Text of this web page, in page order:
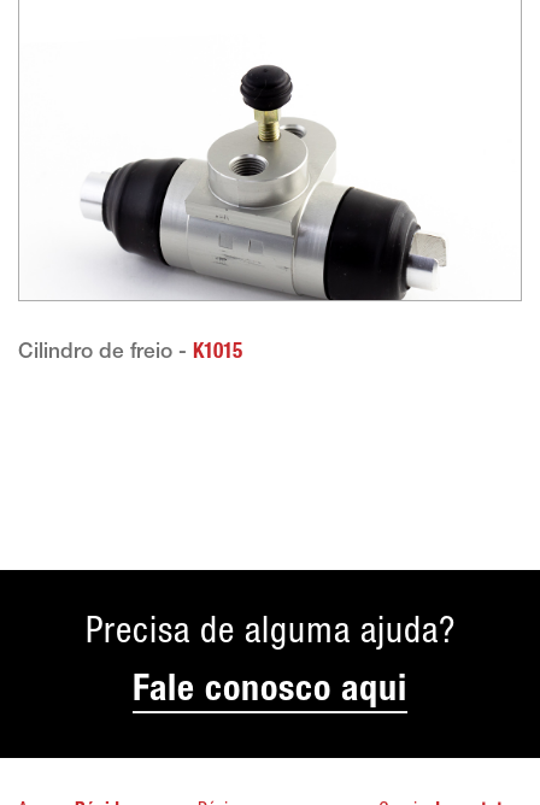
Cilindro de freio - K1015
Precisa de alguma ajuda?
Fale conosco aqui